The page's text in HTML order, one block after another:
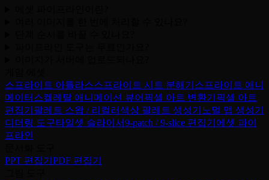
스프라이트 아틀라스스프라이트 시트 분해기 스프라이트 애니
메이터 스켈레탈 애니메이션 뷰어 픽셀 아트 변환기 픽셀 아트
편집기 팔레트 스왑 / 리컬러색상 팔레트 생성기 노멀 맵 생성기
디더링 도구타일셋 슬라이서9-patch / 9-slice 편집기 에셋 파이
프라인
PPT 편집기 PDF 편집기